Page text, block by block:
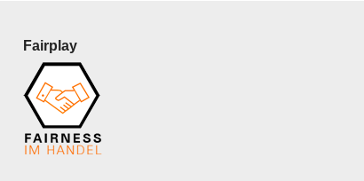
Fairplay